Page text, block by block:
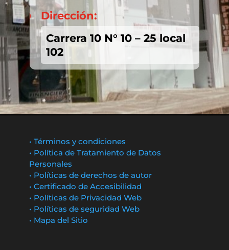

Dirección:
Carrera 10 N° 10 – 25 local
102
• Términos y condiciones
• Política de Tratamiento de Datos
Personales
• Políticas de derechos de autor
• Certificado de Accesibilidad
• Políticas de Privacidad Web
• Políticas de seguridad Web
• Mapa del Sitio